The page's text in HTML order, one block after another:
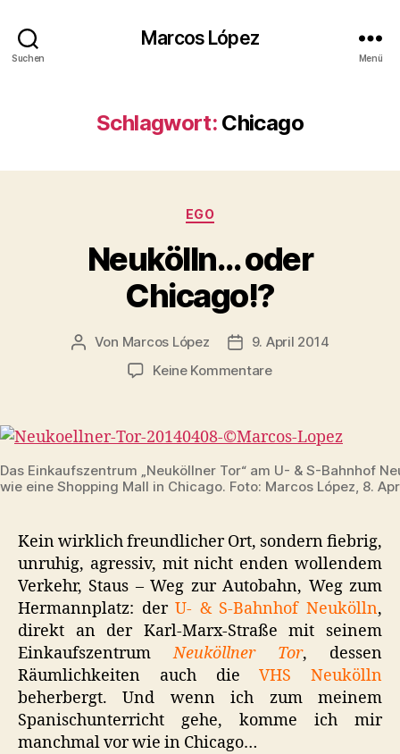
Suchen
Marcos López
Menü
Schlagwort: Chicago
Kategorien
EGO
Neukölln… oder
Chicago!?
Beitragsautor
Von Marcos López Veröffentlichungsdatum
9. April 2014
Keine Kommentarezu
Chicago!?
Das Einkaufszentrum „Neuköllner Tor“ am U- & S-Bahnhof
wie eine Shopping Mall in Chicago. Foto: Marcos López, 8.
Kein wirklich freundlicher Ort, sondern fiebrig,
unruhig, agressiv, mit nicht enden wollendem
Verkehr, Staus – Weg zur Autobahn, Weg zum
Hermannplatz: derU- & S-Bahnhof Neukölln,
direkt an der Karl-Marx-Straße mit seinem
EinkaufszentrumNeuköllner Tor, dessen
Räumlichkeiten auch dieVHS Neukölln
beherbergt. Und wenn ich zum meinem
Spanischunterricht gehe, komme ich mir
manchmal vor wie in Chicago…